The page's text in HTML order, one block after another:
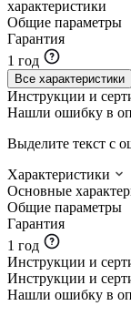
характеристики
Общие параметры
Гарантия
1 год
Все характеристики
Инструкции и
Нашли ошибку в
Выделите текст с
Характеристики
Основные
Общие параметры
Гарантия
1 год
Инструкции и
Инструкции и
Нашли ошибку в